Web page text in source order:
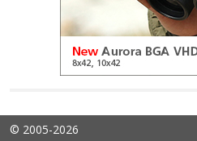
© 2005-2026